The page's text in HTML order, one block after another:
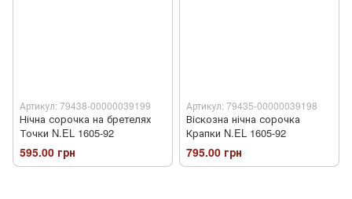
Артикул: 79438-00000039199
Нічна сорочка на бретелях
Точки N.EL 1605-92
595.00 грн
Артикул: 79435-00000039198
Віскозна нічна сорочка
Крапки N.EL 1605-92
795.00 грн